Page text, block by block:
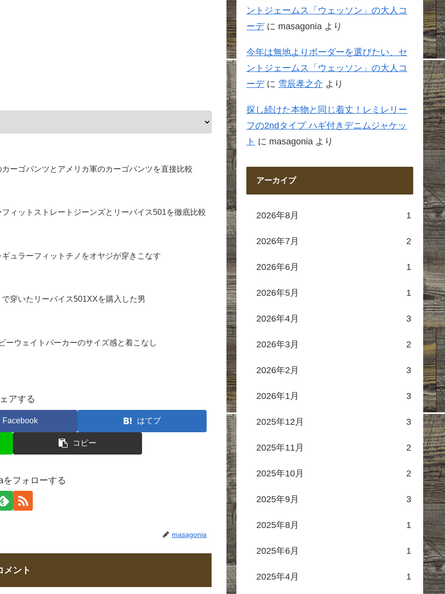
ーゴパンツとアメリカ軍のカーゴパンツを直接比較
ィットストレートジーンズとリーバイス501を徹底比較
ュラーフィットチノをオヤジが穿きこなす
穿いたリーバイス501XXを購入した男
ーウェイトパーカーのサイズ感と着こなし
アする
Facebook はてブ
コピー
をフォローする
masagonia
メント
ントジェームス「ウェッソン」の大人コ
ーデに masagonia より
今年は無地よりボーダーを選びたい、セ
ントジェームス「ウェッソン」の大人コ
ーデに 雪辰孝之介 より
探し続けた本物と同じ着丈！レミレリー
フの2ndタイプ ハギ付きデニムジャケッ
ト に masagonia より
アーカイブ
2026年8月 1
2026年7月 2
2026年6月 1
2026年5月 1
2026年4月 3
2026年3月 2
2026年2月 3
2026年1月 3
2025年12月 3
2025年11月 2
2025年10月 2
2025年9月 3
2025年8月 1
2025年6月 1
2025年4月 1